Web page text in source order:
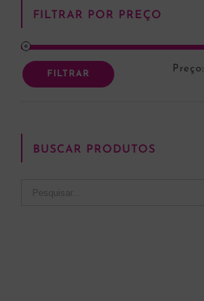
FILTRAR POR PREÇO
FILTRAR Preço:
BUSCAR PRODUTOS